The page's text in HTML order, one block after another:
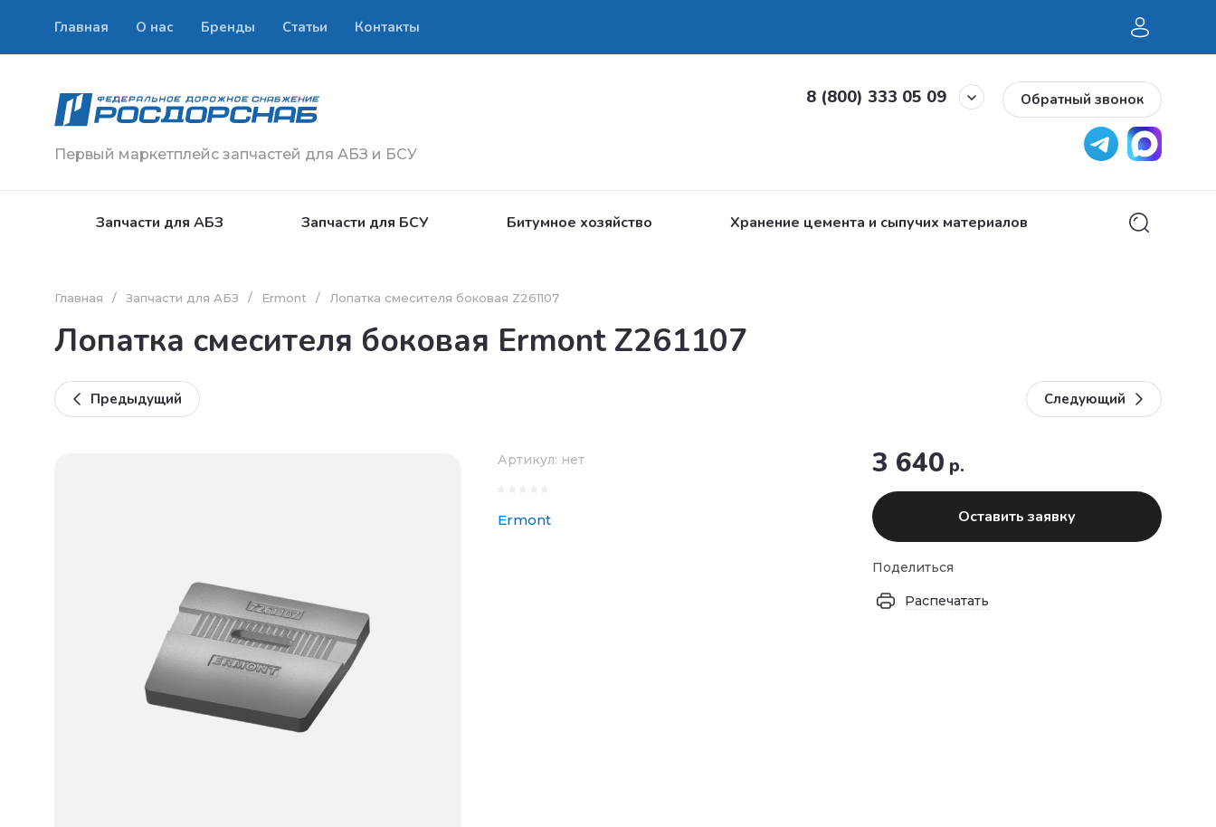
Главная О нас Бренды Статьи Контакты
Первый маркетплейс запчастей для АБЗ и БСУ
8 (800) 333 05 09 Обратный звонок
Запчасти для АБЗ Запчасти для БСУ Битумное хозяйство Хранение цемента и сыпучих материалов Горелки и
Главная / Запчасти для АБЗ / Ermont / Лопатка смесителя боковая Z261107
Лопатка смесителя боковая Ermont Z261107
Предыдущий Следующий
Артикул: нет
Ermont
3 640 р.
Оставить заявку
Поделиться
Распечатать